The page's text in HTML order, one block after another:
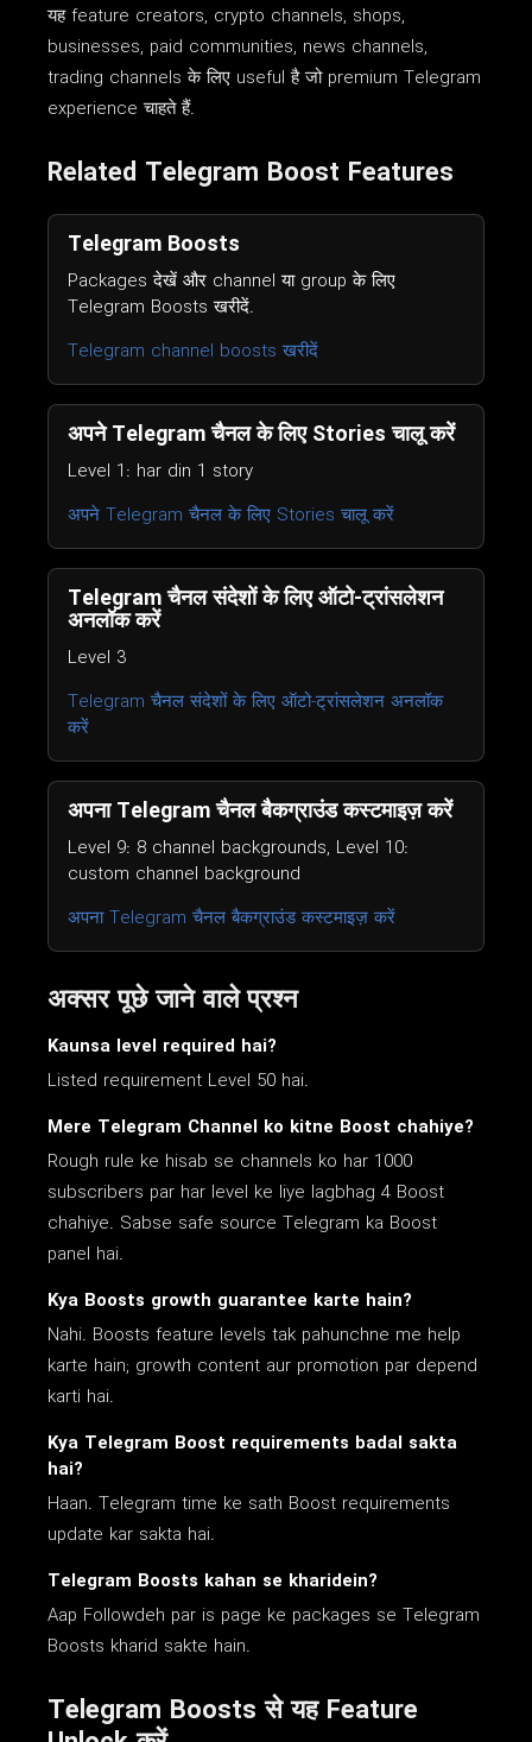
यह feature creators, crypto channels, shops,
businesses, paid communities, news channels,
trading channels के लिए useful है जो premium Telegram
experience चाहते हैं.
Related Telegram Boost Features
Telegram Boosts
Packages देखें और channel या group के लिए
Telegram Boosts खरीदें.
Telegram channel boosts खरीदें
अपने Telegram चैनल के लिए Stories चालू करें
Level 1: har din 1 story
अपने Telegram चैनल के लिए Stories चालू करें
Telegram चैनल संदेशों के लिए ऑटो-ट्रांसलेशन
अनलॉक करें
Level 3
Telegram चैनल संदेशों के लिए ऑटो-ट्रांसलेशन अनलॉक
करें
अपना Telegram चैनल बैकग्राउंड कस्टमाइज़ करें
Level 9: 8 channel backgrounds, Level 10:
custom channel background
अपना Telegram चैनल बैकग्राउंड कस्टमाइज़ करें
अक्सर पूछे जाने वाले प्रश्न
Kaunsa level required hai?
Listed requirement Level 50 hai.
Mere Telegram Channel ko kitne Boost chahiye?
Rough rule ke hisab se channels ko har 1000
subscribers par har level ke liye lagbhag 4 Boost
chahiye. Sabse safe source Telegram ka Boost
panel hai.
Kya Boosts growth guarantee karte hain?
Nahi. Boosts feature levels tak pahunchne me help
karte hain; growth content aur promotion par depend
karti hai.
Kya Telegram Boost requirements badal sakta
hai?
Haan. Telegram time ke sath Boost requirements
update kar sakta hai.
Telegram Boosts kahan se kharidein?
Aap Followdeh par is page ke packages se Telegram
Boosts kharid sakte hain.
Telegram Boosts से यह Feature